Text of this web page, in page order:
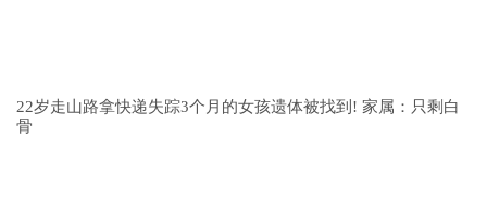
22岁走山路拿快递失踪3个月的女孩遗体被找到! 家属：只剩白
骨